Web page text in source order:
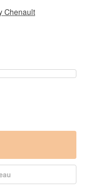
Chenault